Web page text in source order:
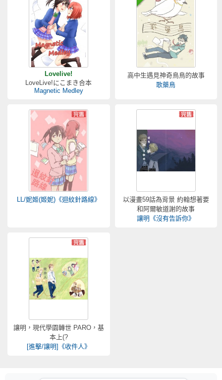
Lovelive!
LoveLive!にこまき合本
Magnetic Medley
高中生遇見神奇鳥鳥的故事
歌藥鳥
LL/妮姬(姬妮)《迴紋針路線》
以漫畫59話為背景 約翰想著要
和阿爾敏道謝的故事
讓明《沒有告訴你》
讓明，現代學園轉世 PARO，基
本上(?
[進擊/讓明]《收件人》